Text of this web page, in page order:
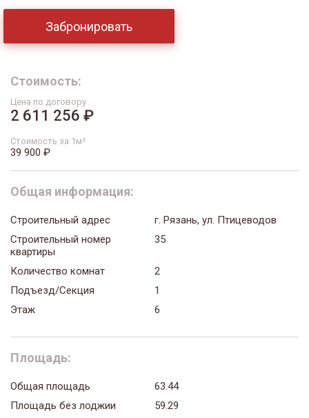
Забронировать
Стоимость:
Цена по договору
2 611 256 ₽
Стоимость за 1м²
39 900 ₽
Общая информация:
Строительный адрес
г. Рязань, ул. Птицеводов
Строительный номер
квартиры
35
Количество комнат
2
Подъезд/Секция
1
Этаж
6
Площадь:
Общая площадь
63.44
Площадь без лоджии
59.29